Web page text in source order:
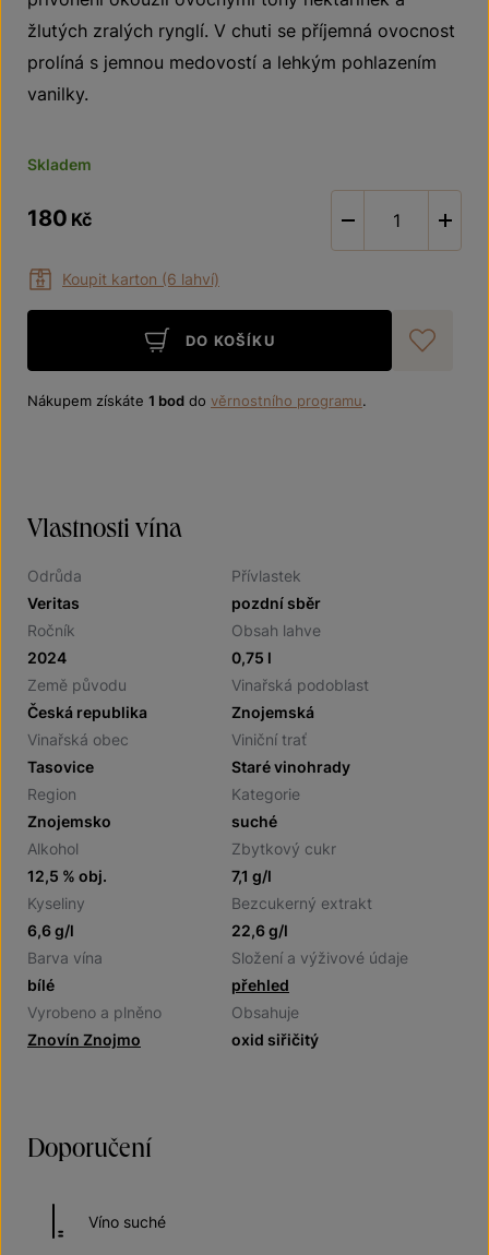
žlutých zralých rynglí. V chuti se příjemná ovocnost
prolíná s jemnou medovostí a lehkým pohlazením
vanilky.
Skladem
180 Kč
Koupit karton (6 lahví)
-
DO KOŠÍKU
Nákupem získáte 1 bod do věrnostního programu.
Vlastnosti vína
Odrůda
Veritas
Přívlastek
pozdní sběr
Ročník
2024
Obsah lahve
0,75 l
Země původu
Česká republika
Vinařská podoblast
Znojemská
Vinařská obec
Tasovice
Viniční trať
Staré vinohrady
Region
Znojemsko
Kategorie
suché
Alkohol
12,5 % obj.
Zbytkový cukr
7,1 g/l
Kyseliny
6,6 g/l
Bezcukerný extrakt
22,6 g/l
Barva vína
bílé
Složení a výživové údaje
přehled
Vyrobeno a plněno
Znovín Znojmo
Obsahuje
oxid siřičitý
Doporučení
Víno suché